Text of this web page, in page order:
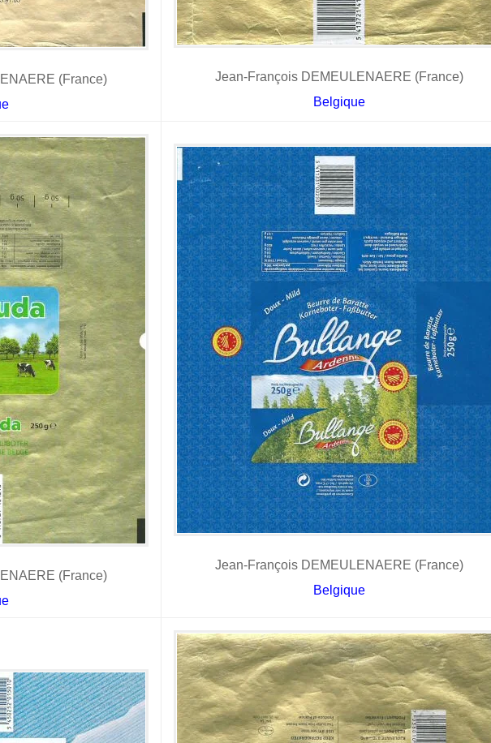
(France)
Jean-François DEMEULENAERE (France)
Belgique
(France)
Jean-François DEMEULENAERE (France)
Belgique